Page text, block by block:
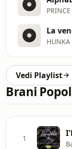
PRINCE
La
Vedi Playlist
Brani
1